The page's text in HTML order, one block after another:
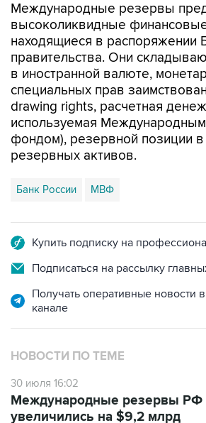
Международные резервы
высоколиквидные
находящиеся в распоряжении
правительства. Они
в иностранной валюте,
специальных прав
drawing rights, расчетная
используемая
фондом), резервной позиции
резервных активов.
Банк России МВФ
Купить подписку на
Подписаться на рассылку
Получать оперативные новости
канале
НОВОСТИ ПО ТЕМЕ
30 июля 16:02
Международные резервы РФ
увеличились на $9,2 млрд